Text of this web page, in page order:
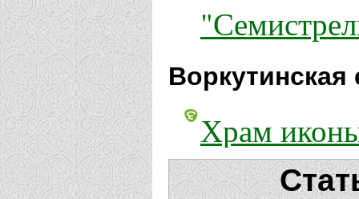
Воркутинская
Храм
злых